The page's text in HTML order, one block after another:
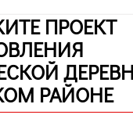
ПРОЕКТ
РАЙОНЕ